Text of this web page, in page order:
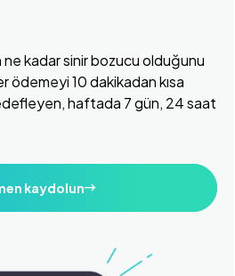
kadar sinir bozucu olduğunu
ödemeyi 10 dakikadan kısa
haftada 7 gün, 24 saat
kaydolun